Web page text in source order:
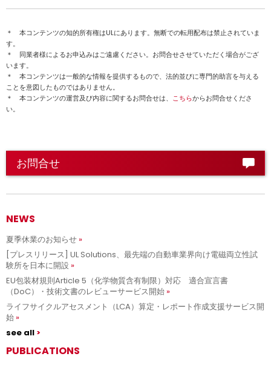
＊ 本コンテンツの知的所有権はULにあります。無断での転用配布は禁止されていま
す。
＊ 同業者様によるお申込みはご遠慮ください。お問合せさせていただく場合がござ
います。
＊ 本コンテンツは一般的な情報を提供するもので、法的並びに専門的助言を与える
ことを意図したものではありません。
＊ 本コンテンツの運営及び内容に関するお問合せは、 こちらからお問合せくださ
い。
お問合せ
NEWS
夏季休業のお知らせ
[プレスリリース] UL Solutions、最先端の自動車業界向け電磁両立性試
験所を日本に開設
EU包装材規則Article 5（化学物質含有制限）対応 適合宣言書
（DoC）・技術文書のレビューサービス開始
ライフサイクルアセスメント（LCA）算定・レポート作成支援サービス開
始
see all
PUBLICATIONS